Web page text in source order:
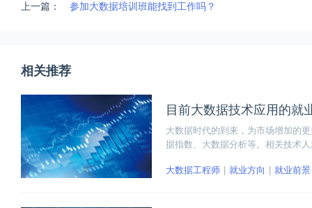
上一篇： 参加大数据培训班能找到工作吗？
相关推荐
目前大数据技术应用的就
大数据时代的到来，为市场增加的
据指数、大数据分析等。相关技术
大数据工程师
就业方向 就业前景